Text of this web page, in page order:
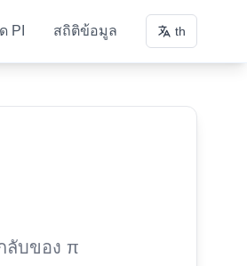
PI สถิติข้อมูล th
ลับของ π